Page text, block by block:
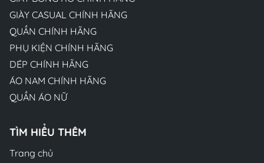
GIÀY CASUAL CHÍNH HÃNG
QUẦN CHÍNH HÃNG
PHỤ KIỆN CHÍNH HÃNG
DÉP CHÍNH HÃNG
ÁO NAM CHÍNH HÃNG
QUẦN ÁO NỮ
TÌM HIỂU THÊM
Trang chủ